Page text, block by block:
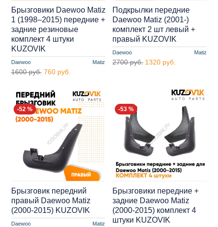
Daewoo Matiz
Брызговики Daewoo Matiz
1 (1998–2015) передние +
задние резиновые
комплект 4 штуки
KUZOVIK
1600 руб. 760 руб.
Daewoo Matiz
Подкрылки передние
Daewoo Matiz (2001-)
комплект 2 шт левый +
правый KUZOVIK
2700 руб. 1320 руб.
-52 %
Daewoo Matiz
Брызговик передний
правый Daewoo Matiz
(2000-2015) KUZOVIK
-53 %
Брызговики передние +
задние Daewoo Matiz
(2000-2015) комплект 4
штуки KUZOVIK